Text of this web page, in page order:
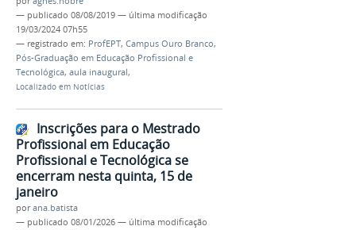
— publicado 08/08/2019 — última modificação
19/03/2024 07h55
— registrado em: ProfEPT, Campus Ouro Branco,
Pós-Graduação em Educação Profissional e
Tecnológica, aula inaugural,
Localizado em Notícias
Inscrições para o Mestrado
Profissional em Educação
Profissional e Tecnológica se
encerram nesta quinta, 15 de
janeiro
porana.batista
— publicado 08/01/2026 — última modificação